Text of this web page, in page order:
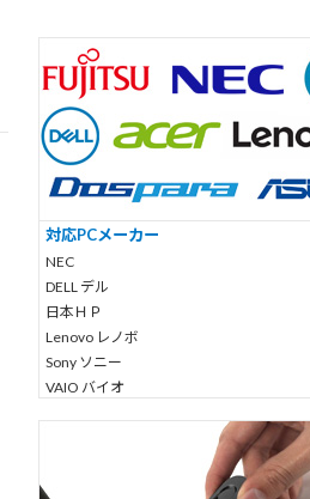
対応PCメーカー
NEC
DELL デル
日本ＨＰ
Lenovo レノボ
Sony ソニー
VAIO バイオ